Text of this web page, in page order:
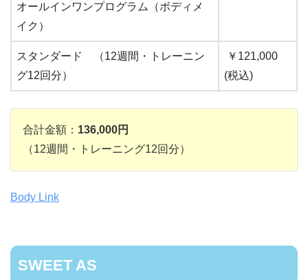
オールインワンプログラム（ボディメ
イク）
スタンダード （12週間・トレーニン
グ12回分）
￥121,000
(税込)
合計金額： 136,000円
（12週間・トレーニング12回分）
Body Link
SWEET AS